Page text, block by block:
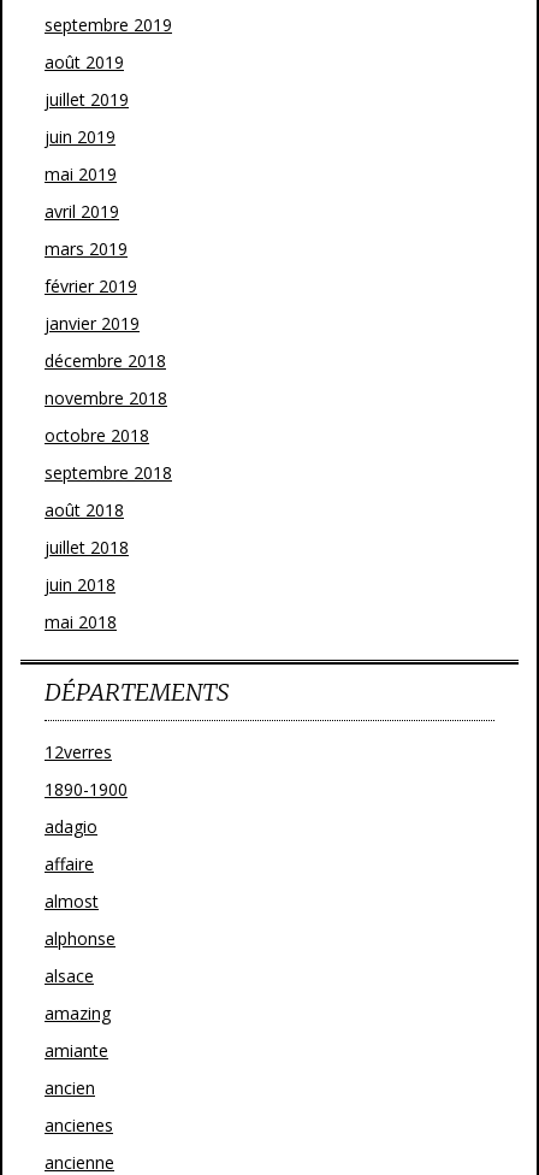
septembre 2019
août 2019
juillet 2019
juin 2019
mai 2019
avril 2019
mars 2019
février 2019
janvier 2019
décembre 2018
novembre 2018
octobre 2018
septembre 2018
août 2018
juillet 2018
juin 2018
mai 2018
DÉPARTEMENTS
12verres
1890-1900
adagio
affaire
almost
alphonse
alsace
amazing
amiante
ancien
ancienes
ancienne